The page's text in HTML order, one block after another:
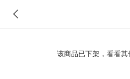
该商品已下架，看看